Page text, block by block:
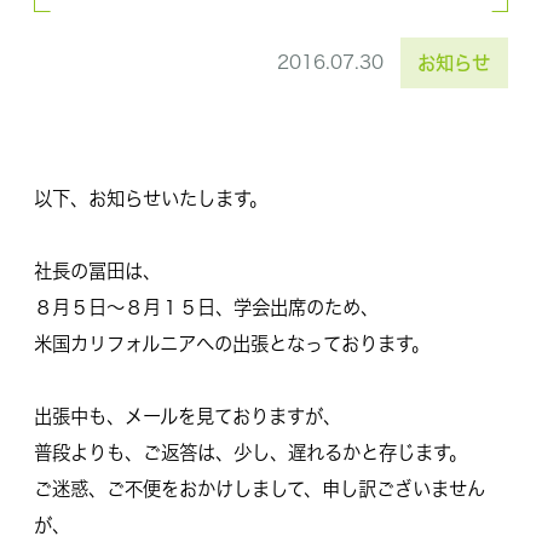
2016.07.30 お知らせ
以下、お知らせいたします。
社長の冨田は、
８月５日～８月１５日、学会出席のため、
米国カリフォルニアへの出張となっております。
出張中も、メールを見ておりますが、
普段よりも、
ご返答は、少し、遅れるかと存じます。
ご迷惑、ご不便をおかけしまして、申し訳ございません
が、